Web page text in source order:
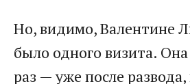
Но, видимо, Валентине
было одного визита.
раз — уже после